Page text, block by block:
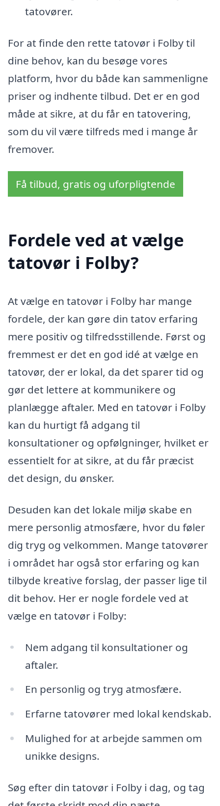
tatovører.
For at finde den rette tatovør i Folby til
dine behov, kan du besøge vores
platform, hvor du både kan sammenligne
priser og indhente tilbud. Det er en god
måde at sikre, at du får en tatovering,
som du vil være tilfreds med i mange år
fremover.
Få tilbud, gratis og uforpligtende
Fordele ved at vælge
tatovør i Folby?
At vælge en tatovør i Folby har mange
fordele, der kan gøre din tatov erfaring
mere positiv og tilfredsstillende. Først og
fremmest er det en god idé at vælge en
tatovør, der er lokal, da det sparer tid og
gør det lettere at kommunikere og
planlægge aftaler. Med en tatovør i Folby
kan du hurtigt få adgang til
konsultationer og opfølgninger, hvilket er
essentielt for at sikre, at du får præcist
det design, du ønsker.
Desuden kan det lokale miljø skabe en
mere personlig atmosfære, hvor du føler
dig tryg og velkommen. Mange tatovører
i området har også stor erfaring og kan
tilbyde kreative forslag, der passer lige til
dit behov. Her er nogle fordele ved at
vælge en tatovør i Folby:
Nem adgang til konsultationer og
aftaler.
En personlig og tryg atmosfære.
Erfarne tatovører med lokal kendskab.
Mulighed for at arbejde sammen om
unikke designs.
Søg efter din tatovør i Folby i dag, og tag